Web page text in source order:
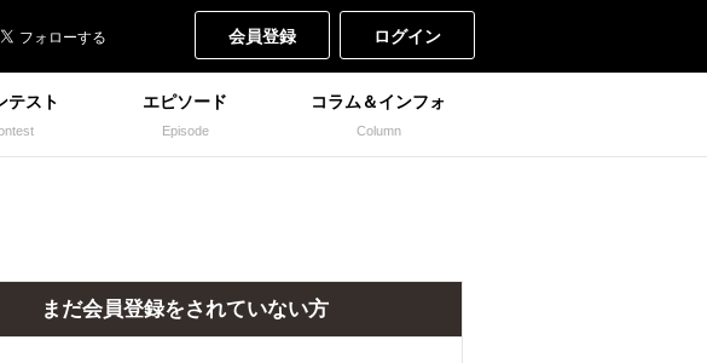
会員登録 ログイン
テスト エピソード
Episode
コラム＆インフォ
Column
まだ会員登録をされていない方